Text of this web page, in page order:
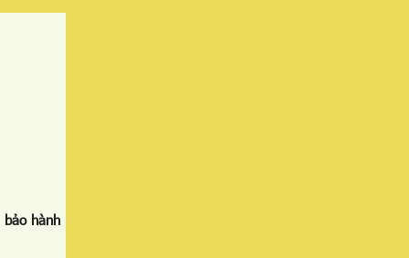
hành